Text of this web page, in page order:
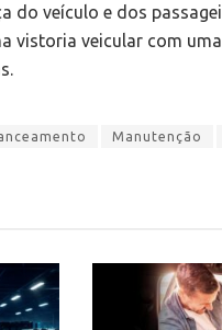
do veículo e dos
vistoria veicular com
Manutenção